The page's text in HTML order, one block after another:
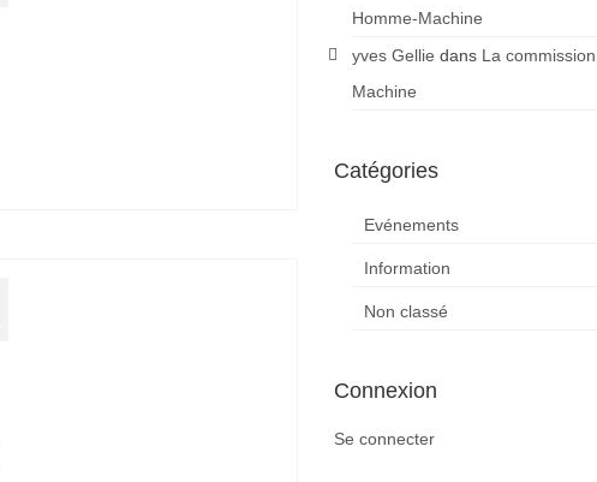
Homme-Machine
yves Gellie dans La
Machine
Catégories
Evénements
Information
Non classé
Connexion
Se connecter